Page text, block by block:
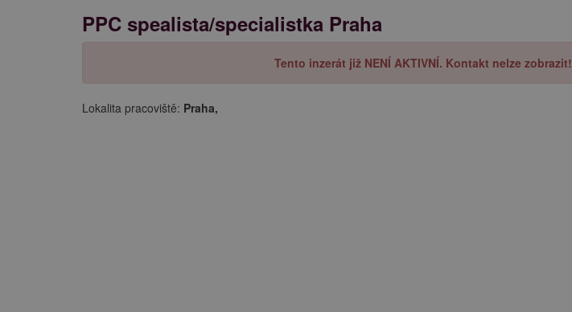
PPC spealista/specialistka Praha
Tento inzerát již NENÍ AKTIVNÍ. Kontakt nelze zobrazit!
Lokalita pracoviště: Praha,